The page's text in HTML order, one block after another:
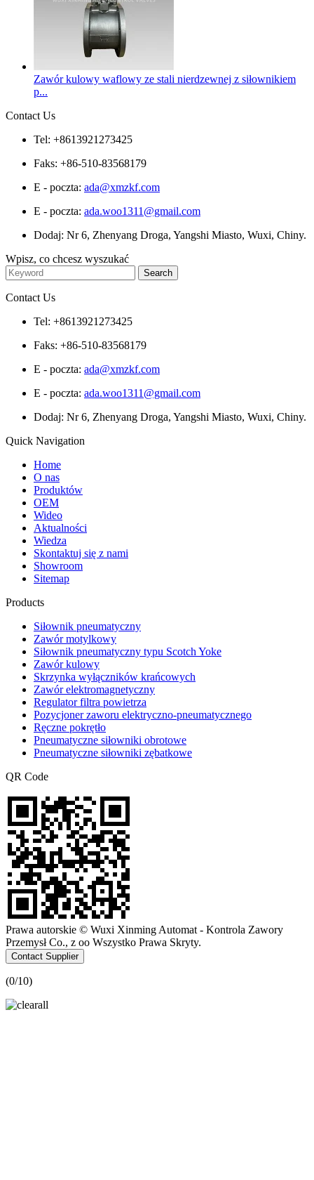
Zawór kulowy waflowy ze stali nierdzewnej z siłownikiem
p...
Contact Us
Tel: +8613921273425
Faks: +86-510-83568179
E - poczta: ada@xmzkf.com
E - poczta: ada.woo1311@gmail.com
Dodaj: Nr 6, Zhenyang Droga, Yangshi Miasto, Wuxi, Chiny.
Wpisz, co chcesz wyszukać
Contact Us
Tel: +8613921273425
Faks: +86-510-83568179
E - poczta: ada@xmzkf.com
E - poczta: ada.woo1311@gmail.com
Dodaj: Nr 6, Zhenyang Droga, Yangshi Miasto, Wuxi, Chiny.
Quick Navigation
Home
O nas
Produktów
OEM
Wideo
Aktualności
Wiedza
Skontaktuj się z nami
Showroom
Sitemap
Products
Siłownik pneumatyczny
Zawór motylkowy
Siłownik pneumatyczny typu Scotch Yoke
Zawór kulowy
Skrzynka wyłączników krańcowych
Zawór elektromagnetyczny
Regulator filtra powietrza
Pozycjoner zaworu elektryczno-pneumatycznego
Ręczne pokrętło
Pneumatyczne siłowniki obrotowe
Pneumatyczne siłowniki zębatkowe
QR Code
Prawa autorskie © Wuxi Xinming Automat - Kontrola Zawory
Przemysł Co., z oo Wszystko Prawa Skryty.
Contact Supplier
(0/10)